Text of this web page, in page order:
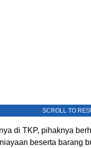
SCROLL TO
di TKP, pihaknya
beserta barang